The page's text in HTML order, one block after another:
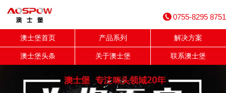
0755-8295 8751
澳士堡首页 产品系列 解决方案
澳士堡头条 关于澳士堡 联系澳士堡